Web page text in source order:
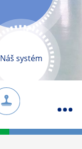
Náš systém